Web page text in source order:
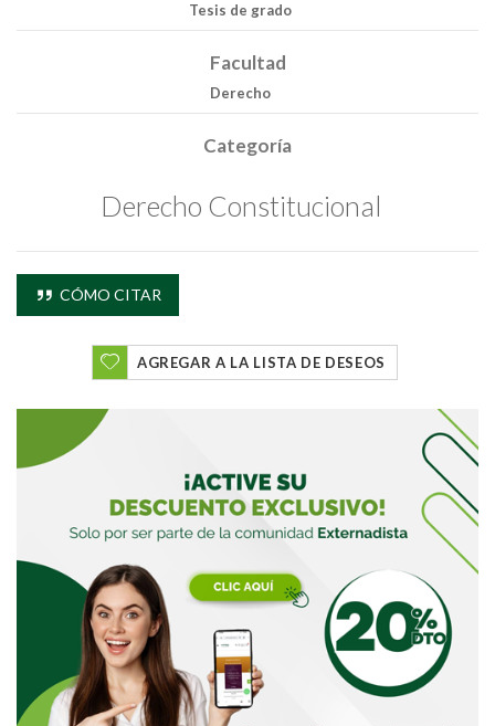
Tesis de grado
Facultad
Derecho
Categoría
Derecho Constitucional
CÓMO CITAR
AGREGAR A LA LISTA DE DESEOS